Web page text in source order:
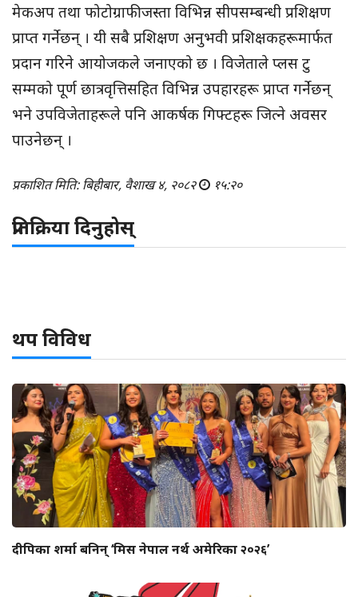
मेकअप तथा फोटोग्राफीजस्ता विभिन्न सीपसम्बन्धी प्रशिक्षण
प्राप्त गर्नेछन् । यी सबै प्रशिक्षण अनुभवी प्रशिक्षकहरूमार्फत
प्रदान गरिने आयोजकले जनाएको छ । विजेताले प्लस टु
सम्मको पूर्ण छात्रवृत्तिसहित विभिन्न उपहारहरू प्राप्त गर्नेछन्
भने उपविजेताहरूले पनि आकर्षक गिफ्टहरू जित्ने अवसर
पाउनेछन् ।
प्रकाशित मिति: बिहीबार, वैशाख ४, २०८२ १५:२०
प्रतिक्रिया दिनुहोस्
थप विविध
दीपिका शर्मा बनिन् ‘मिस नेपाल नर्थ अमेरिका २०२६’